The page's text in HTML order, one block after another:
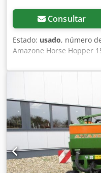
Consultar
Estado: usado, número
Amazone Horse Hopper
1,50 m * Capacidad de
Enganche de 3 puntos
Rodillos de apoyo *
Toma de fuerza con
vaciado hidráulico del
rpm * Indicador de nivel
-----Número interno de
WhatsApp disponible!
o necesita más
cómodamente por
Sujeto a errores y venta